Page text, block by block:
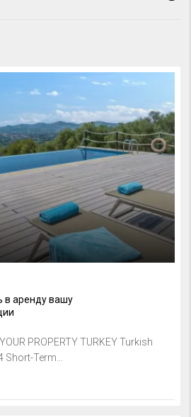
в аренду вашу
PROPERTY TURKEY Turkish
Term...